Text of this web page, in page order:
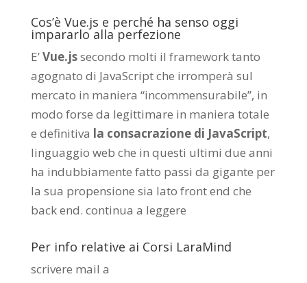
Cos’è Vue.js e perché ha senso oggi
impararlo alla perfezione
E’Vue.jssecondo molti il framework tanto
agognato di JavaScript che irromperà sul
mercato in maniera “incommensurabile”, in
modo forse da legittimare in maniera totale
e definitiva la consacrazione di JavaScript,
linguaggio web che in questi ultimi due anni
ha indubbiamente fatto passi da gigante per
la sua propensione sia lato front end che
back end. continua a leggere
Per info relative ai Corsi LaraMind
scrivere mail a